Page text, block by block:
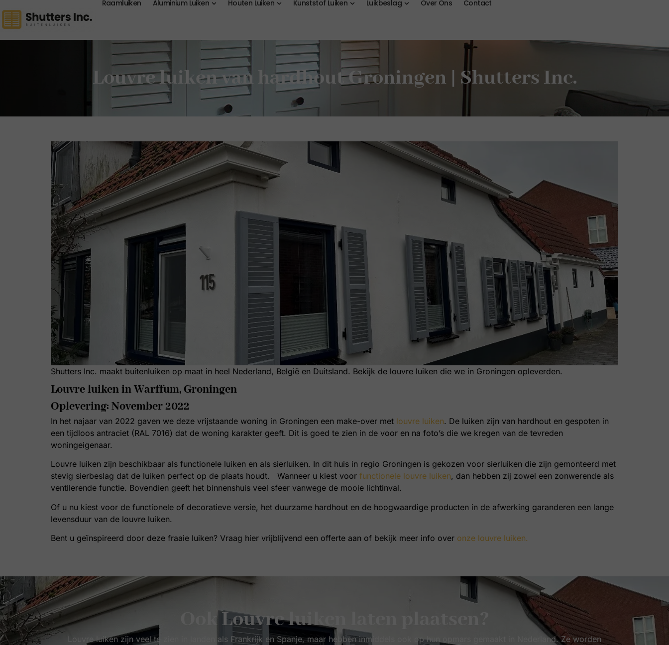
Raamluiken Aluminium Luiken Houten Luiken Kunststof Luiken Luikbeslag Over Ons Contact
Louvre luiken van hardhout Groningen | Shutters Inc.
Shutters Inc. maakt buitenluiken op maat in heel Nederland, België en Duitsland. Bekijk de louvre luiken die we in Groningen opleverden.
Louvre luiken in Warffum, Groningen
Oplevering: November 2022
In het najaar van 2022 gaven we deze vrijstaande woning in Groningen een make-over met louvre luiken. De luiken zijn van hardhout en gespoten in
een tijdloos antraciet (RAL 7016) dat de woning karakter geeft. Dit is goed te zien in de voor en na foto’s die we kregen van de tevreden
woningeigenaar.
Louvre luiken zijn beschikbaar als functionele luiken en als sierluiken. In dit huis in regio Groningen is gekozen voor sierluiken die zijn gemonteerd met
stevig sierbeslag dat de luiken perfect op de plaats houdt. Wanneer u kiest voor functionele louvre luiken, dan hebben zij zowel een zonwerende als
ventilerende functie. Bovendien geeft het binnenshuis veel sfeer vanwege de mooie lichtinval.
Of u nu kiest voor de functionele of decoratieve versie, het duurzame hardhout en de hoogwaardige producten in de afwerking garanderen een lange
levensduur van de louvre luiken.
Bent u geïnspireerd door deze fraaie luiken? Vraag hier vrijblijvend een offerte aan of bekijk meer info over onze louvre luiken.
Ook Louvre luiken laten plaatsen?
Louvre luikenzijn veel te zien in landen als Frankrijk en Spanje, maar hebben inmiddels ook op hun opmars gemaakt in Nederland. Ze worden